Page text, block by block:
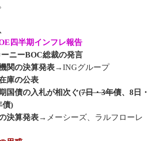
四半期インフレ報告
ニーBOC総裁の発言
関の決算発表→INGグループ
庫の公表
国債の入札が相次ぐ(7日・3年債、8日・
債)
決算発表→メーシーズ、ラルフローレ